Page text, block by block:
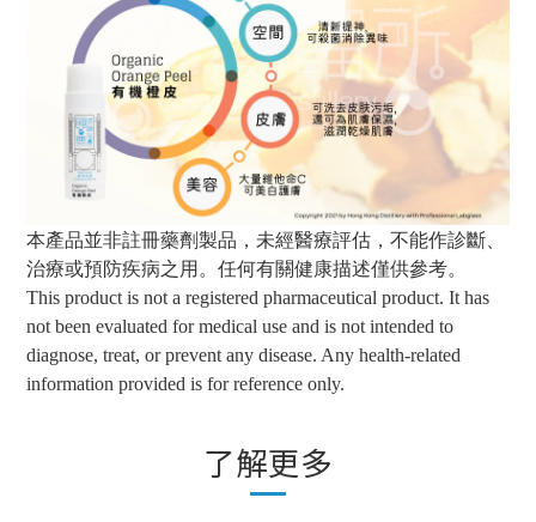
本產品並非註冊藥劑製品，未經醫療評估，不能作診斷、
治療或預防疾病之用。任何有關健康描述僅供參考。
This product is not a registered pharmaceutical product. It has
not been evaluated for medical use and is not intended to
diagnose, treat, or prevent any disease. Any health-related
information provided is for reference only.
了解更多